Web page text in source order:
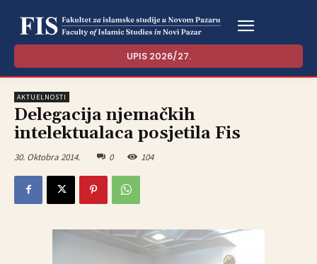
UPIS 2026/27.
AKTUELNOSTI
Delegacija njemačkih
intelektualaca posjetila Fis
30. Oktobra 2014. 0 104